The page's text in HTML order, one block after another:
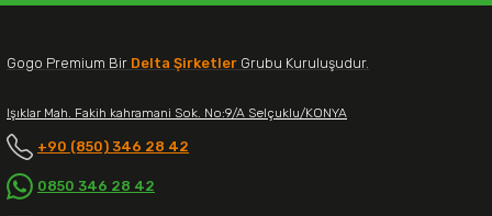
Gogo Premium Bir Delta Şirketler Grubu Kuruluşudur.
Işıklar Mah. Fakih kahramani Sok. No:9/A Selçuklu/KONYA
+90 (850) 346 28 42
0850 346 28 42